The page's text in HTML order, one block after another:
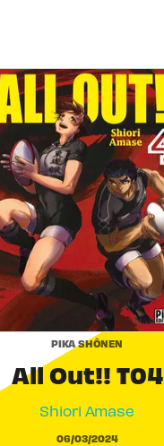
PIKA SHÔNEN
All Out!! T04
Shiori Amase
06/03/2024